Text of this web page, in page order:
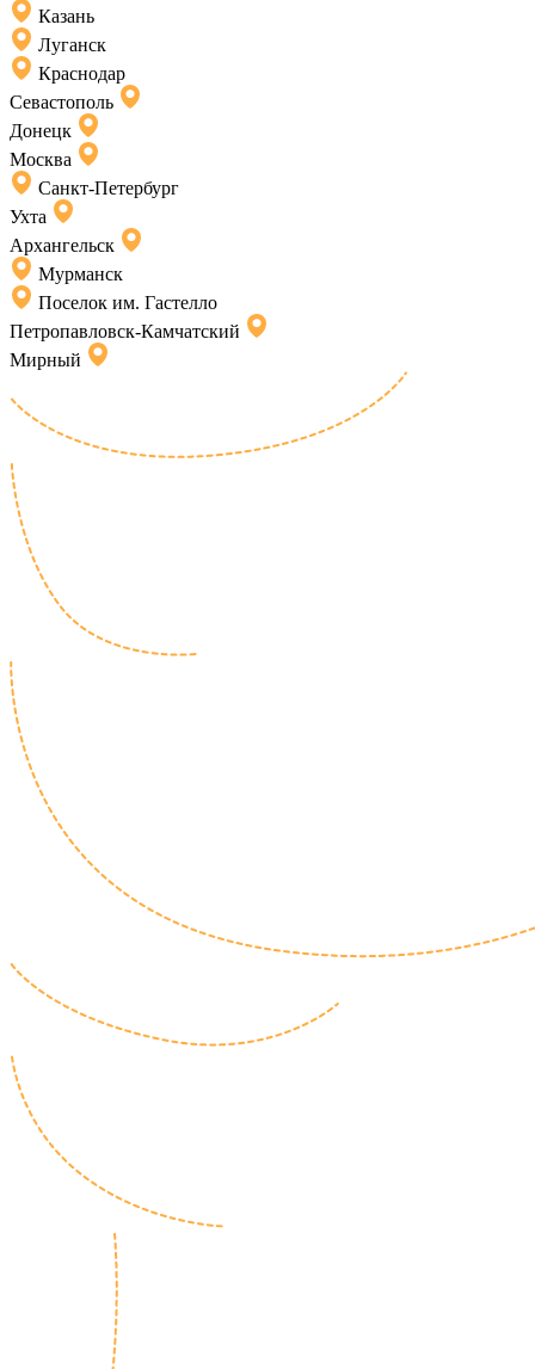
Казань
Луганск
Краснодар
Севастополь
Донецк
Москва
Санкт-Петербург
Ухта
Архангельск
Мурманск
Поселок им. Гастелло
Петропавловск-Камчатский
Мирный